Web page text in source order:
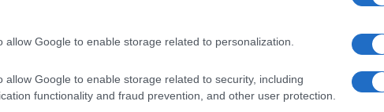
allow Google to enable storage related to personalization.
allow Google to enable storage related to security, including
functionality and fraud prevention, and other user protection.
oz. 45 odstotkov polnoletnih. Med starejšimi od 50 let jih je
spletni strani cepimose.si.